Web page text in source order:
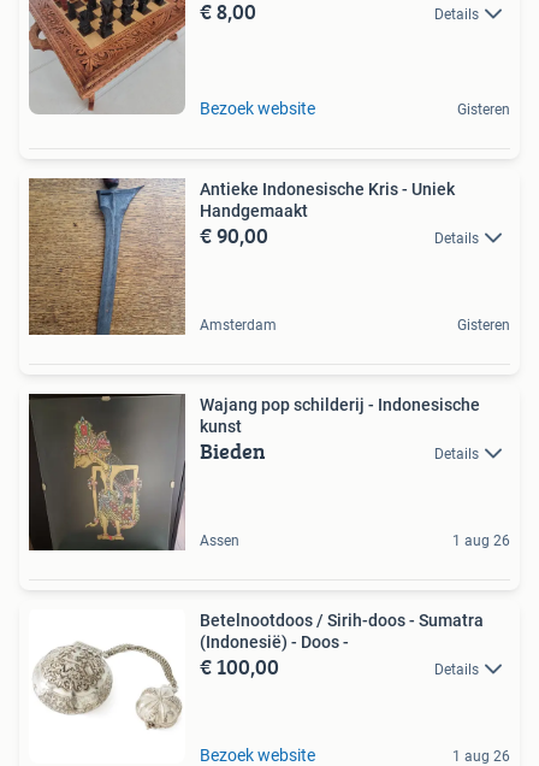
€ 8,00 Details
Bezoek website Gisteren
Antieke Indonesische Kris - Uniek
Handgemaakt
€ 90,00 Details
Amsterdam Gisteren
Wajang pop schilderij - Indonesische
kunst
Bieden Details
Assen 1 aug 26
Betelnootdoos / Sirih-doos - Sumatra
(Indonesië) - Doos -
€ 100,00 Details
Bezoek website 1 aug 26